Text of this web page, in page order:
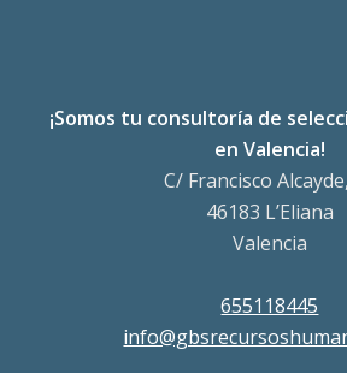
¡Somos tu consultoría de
en Valencia!
C/ Francisco
46183 L’Eliana
Valencia
655118445